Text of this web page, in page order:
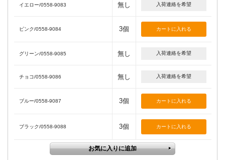
イエロー/0558-9083 無し 入荷連絡を希望
ピンク/0558-9084 3個
グリーン/0558-9085 無し 入荷連絡を希望
チョコ/0558-9086 無し 入荷連絡を希望
ブルー/0558-9087 3個
ブラック/0558-9088 3個